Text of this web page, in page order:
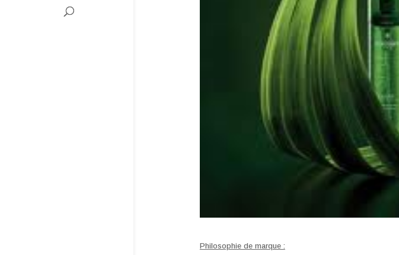
Philosophie de marque :